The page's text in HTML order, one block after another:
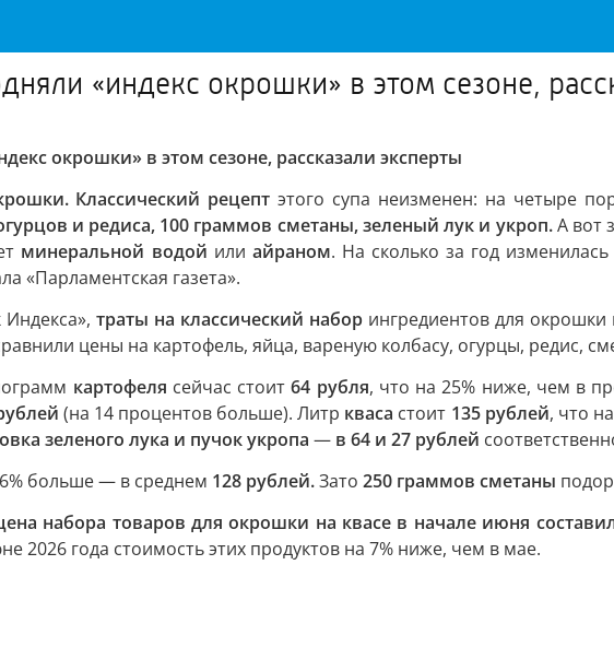
«индекс окрошки» в этом сезоне,
окрошки» в этом сезоне, рассказали эксперты
Классический рецепт этого супа неизменен: на четыре
и редиса, 100 граммов сметаны, зеленый лук и укроп.А вот
минеральной водой или айраном. На сколько за год
«Парламентская газета».
траты на классический наборингредиентов для окрошки
цены на картофель, яйца, вареную колбасу, огурцы, редис,
картофеля сейчас стоит64 рубля, что на 25% ниже, чем в
(на 14 процентов больше). Литр кваса стоит 135 рублей, что
зеленого лука и пучок укропа — в 64 и 27 рублей
больше — в среднем 128 рублей.Зато 250 граммов сметаны
набора товаров для окрошки на квасе в начале июня
2026 года стоимость этих продуктов на 7% ниже, чем в мае.